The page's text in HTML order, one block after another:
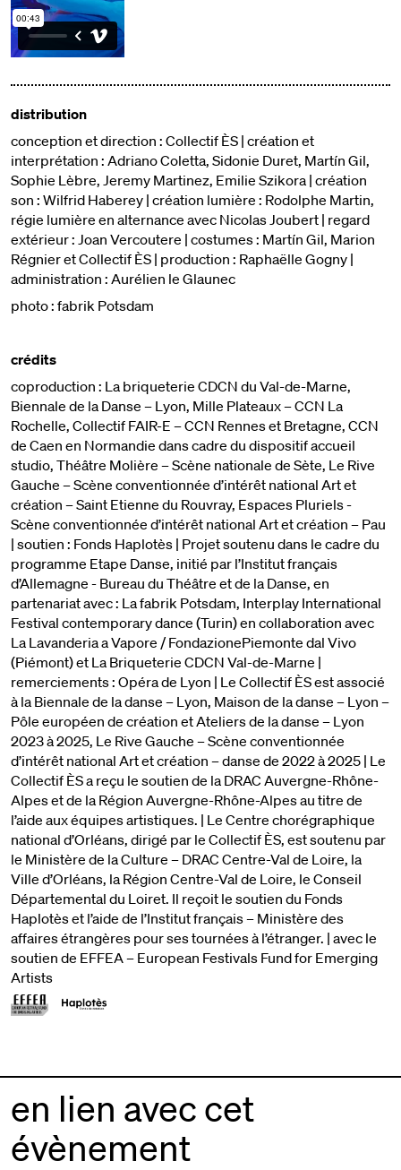
distribution
conception et direction : Collectif ÈS | création et
interprétation : Adriano Coletta, Sidonie Duret, Martín Gil,
Sophie Lèbre, Jeremy Martinez, Emilie Szikora | création
son : Wilfrid Haberey | création lumière : Rodolphe Martin,
régie lumière en alternance avec Nicolas Joubert | regard
extérieur : Joan Vercoutere | costumes : Martín Gil, Marion
Régnier et Collectif ÈS | production : Raphaëlle Gogny |
administration : Aurélien le Glaunec
photo : fabrik Potsdam
crédits
coproduction : La briqueterie CDCN du Val-de-Marne,
Biennale de la Danse – Lyon, Mille Plateaux – CCN La
Rochelle, Collectif FAIR-E – CCN Rennes et Bretagne, CCN
de Caen en Normandie dans cadre du dispositif accueil
studio, Théâtre Molière – Scène nationale de Sète, Le Rive
Gauche – Scène conventionnée d’intérêt national Art et
création – Saint Etienne du Rouvray, Espaces Pluriels -
Scène conventionnée d’intérêt national Art et création – Pau
| soutien : Fonds Haplotès | Projet soutenu dans le cadre du
programme Etape Danse, initié par l’Institut français
d’Allemagne - Bureau du Théâtre et de la Danse, en
partenariat avec : La fabrik Potsdam, Interplay International
Festival contemporary dance (Turin) en collaboration avec
La Lavanderia a Vapore / FondazionePiemonte dal Vivo
(Piémont) et La Briqueterie CDCN Val-de-Marne |
remerciements : Opéra de Lyon | Le Collectif ÈS est associé
à la Biennale de la danse – Lyon, Maison de la danse – Lyon –
Pôle européen de création et Ateliers de la danse – Lyon
2023 à 2025, Le Rive Gauche – Scène conventionnée
d’intérêt national Art et création – danse de 2022 à 2025 | Le
Collectif ÈS a reçu le soutien de la DRAC Auvergne-Rhône-
Alpes et de la Région Auvergne-Rhône-Alpes au titre de
l’aide aux équipes artistiques. | Le Centre chorégraphique
national d’Orléans, dirigé par le Collectif ÈS, est soutenu par
le Ministère de la Culture – DRAC Centre-Val de Loire, la
Ville d’Orléans, la Région Centre-Val de Loire, le Conseil
Départemental du Loiret. Il reçoit le soutien du Fonds
Haplotès et l’aide de l’Institut français – Ministère des
affaires étrangères pour ses tournées à l’étranger. | avec le
soutien de EFFEA – European Festivals Fund for Emerging
Artists
en lien avec cet
évènement